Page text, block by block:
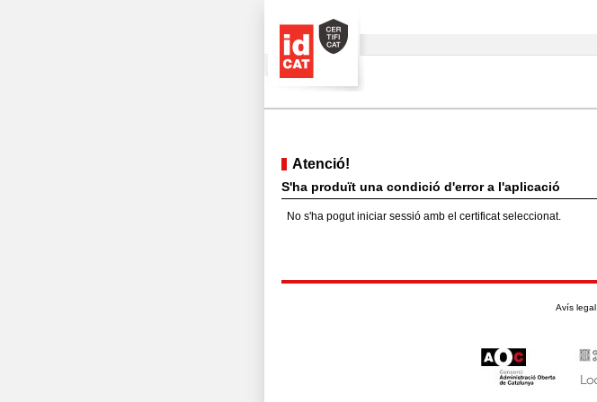
Atenció!
S'ha produït una condició d'error a l'aplicació
No s'ha pogut iniciar sessió amb el certificat seleccionat.
Avís legal